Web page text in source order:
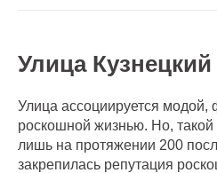
Улица
Улица ассоциируется модой,
роскошной жизнью. Но, такой
лишь на протяжении 200
закрепилась репутация